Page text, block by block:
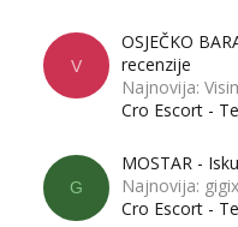
V
OSJEČKO
recenzije
Najnovija:
Cro Escort -
G
MOSTAR -
Najnovija:
Cro Escort -